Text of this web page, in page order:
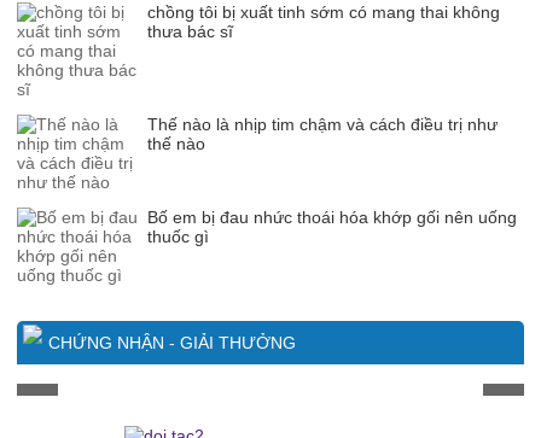
chồng tôi bị xuất tinh sớm có mang thai không
thưa bác sĩ
Thế nào là nhịp tim chậm và cách điều trị như
thế nào
Bố em bị đau nhức thoái hóa khớp gối nên uống
thuốc gì
CHỨNG NHẬN - GIẢI THƯỞNG